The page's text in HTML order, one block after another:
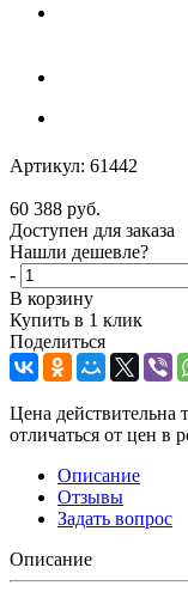
Артикул: 61442
60 388 руб.
Доступен для заказа
Нашли дешевле?
-
В корзину
Купить в 1 клик
Поделиться
Цена действительна
отличаться от цен в
Описание
Отзывы
Задать вопрос
Описание